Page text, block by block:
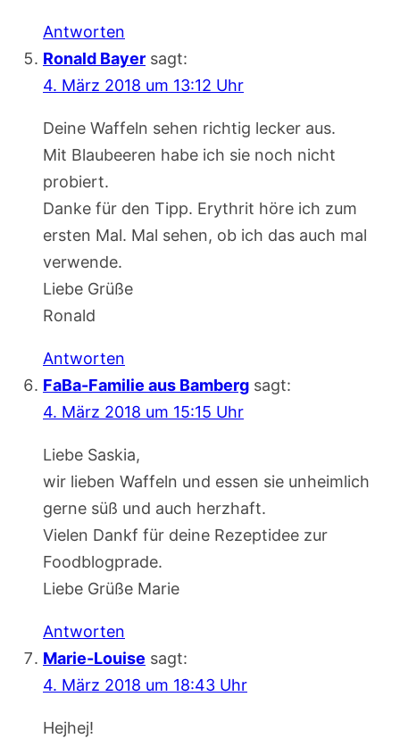
Antworten
Ronald Bayer sagt:
4. März 2018 um 13:12 Uhr
Deine Waffeln sehen richtig lecker aus.
Mit Blaubeeren habe ich sie noch nicht
probiert.
Danke für den Tipp. Erythrit höre ich zum
ersten Mal. Mal sehen, ob ich das auch mal
verwende.
Liebe Grüße
Ronald
Antworten
FaBa-Familie aus Bamberg sagt:
4. März 2018 um 15:15 Uhr
Liebe Saskia,
wir lieben Waffeln und essen sie unheimlich
gerne süß und auch herzhaft.
Vielen Dankf für deine Rezeptidee zur
Foodblogprade.
Liebe Grüße Marie
Antworten
Marie-Louise sagt:
4. März 2018 um 18:43 Uhr
Hejhej!